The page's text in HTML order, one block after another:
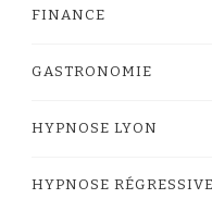
FINANCE
GASTRONOMIE
HYPNOSE LYON
HYPNOSE